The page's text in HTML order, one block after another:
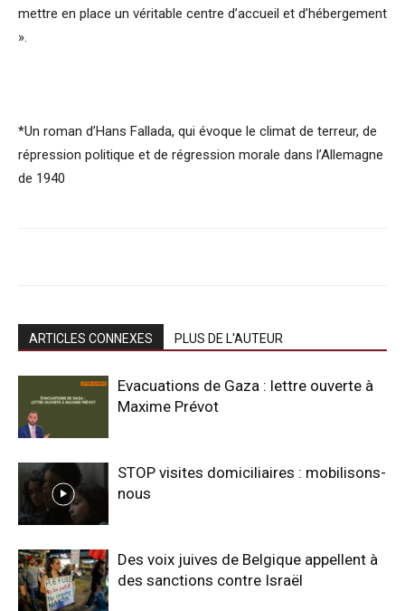
mettre en place un véritable centre d’accueil et d’hébergement
».
*Un roman d’Hans Fallada, qui évoque le climat de terreur, de
répression politique et de régression morale dans l’Allemagne
de 1940
ARTICLES CONNEXES PLUS DE L'AUTEUR
Evacuations de Gaza : lettre ouverte à
Maxime Prévot
STOP visites domiciliaires : mobilisons-
nous
Des voix juives de Belgique appellent à
des sanctions contre Israël